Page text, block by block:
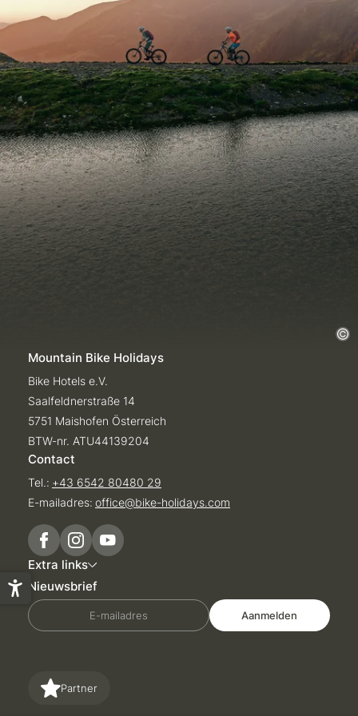
Auto
: goede verbindingen naar Zuid-Tirol
Vliegtuig: vliegvelden in de buurt van het
Gardameer
Lokale transfers en pendeldiensten zorgen voor
een gemakkelijke doorreis naar de fietsregio's.
Mountain Bike Holidays
Bike Hotels e.V.
Saalfeldnerstraße 14
5751 Maishofen Österreich
BTW-nr. ATU44139204
Contact
Tel.: +43 6542 80480 29
E-mailadres: office@bike-holidays.com
Extra links
Nieuwsbrief
E-mailadres Aanmelden
Partner